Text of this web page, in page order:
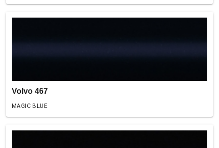
Volvo 467
MAGIC BLUE